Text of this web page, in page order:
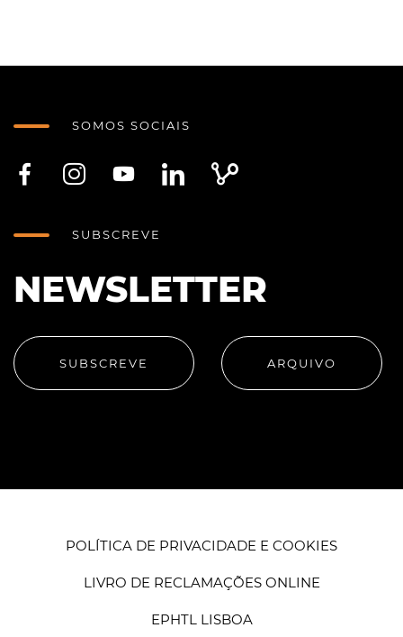
SOMOS SOCIAIS
SUBSCREVE
NEWSLETTER
SUBSCREVE ARQUIVO
POLÍTICA DE PRIVACIDADE E COOKIES
LIVRO DE RECLAMAÇÕES ONLINE
EPHTL LISBOA